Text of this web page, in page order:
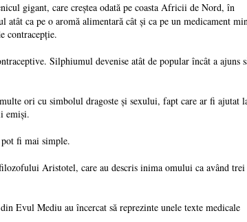
gigant, care creştea odată pe coasta Africii de Nord, în
ca pe o aromă alimentară cât şi ca pe un medicament
contracepţie.
Silphiumul devenise atât de popular încât a ajuns
ori cu simbolul dragoste şi sexului, fapt care ar fi ajutat
emişi.
fi mai simple.
Aristotel, care au descris inima omului ca având trei
Evul Mediu au încercat să reprezinte unele texte medicale